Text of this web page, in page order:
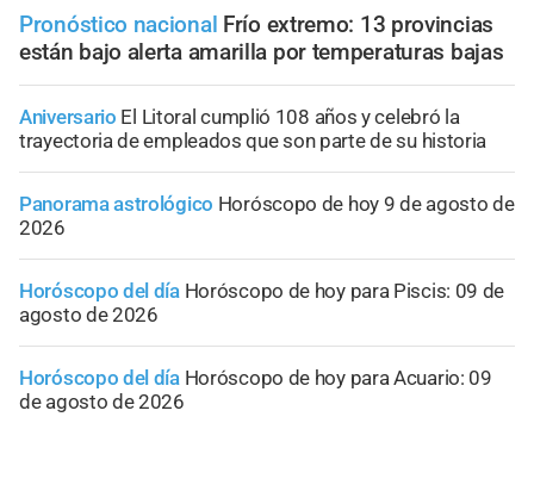
Pronóstico nacional Frío extremo: 13 provincias
están bajo alerta amarilla por temperaturas bajas
Aniversario El Litoral cumplió 108 años y celebró la
trayectoria de empleados que son parte de su historia
Panorama astrológico Horóscopo de hoy 9 de agosto de
2026
Horóscopo del día Horóscopo de hoy para Piscis: 09 de
agosto de 2026
Horóscopo del día Horóscopo de hoy para Acuario: 09
de agosto de 2026